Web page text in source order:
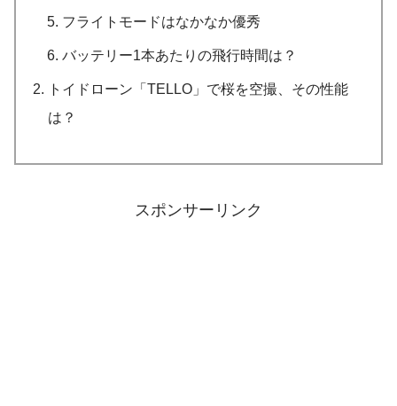
フライトモードはなかなか優秀
バッテリー1本あたりの飛行時間は？
トイドローン「TELLO」で桜を空撮、その性能
は？
スポンサーリンク